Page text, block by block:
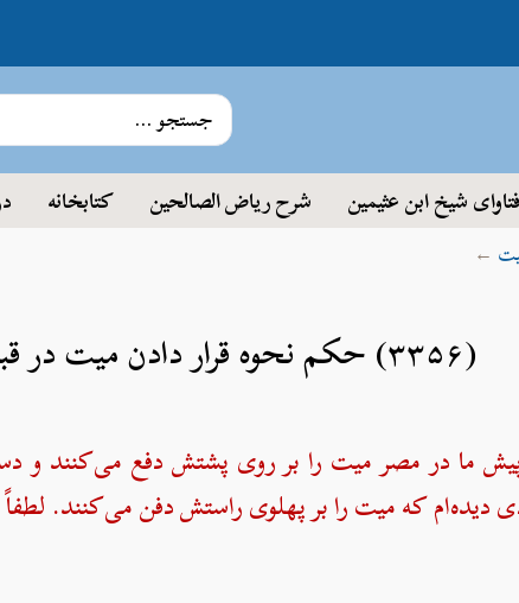
فتاوای شیخ ابن عثیمین شرح ریاض الصالحین کتابخانه
←
(۳۳۵۶) حکم نحوه قرار دادن میت در قبر
ما در مصر میت را بر روی پشتش دفع می‌کنند
دیده‌ام که میت را بر پهلوی راستش دفن می‌کنند.